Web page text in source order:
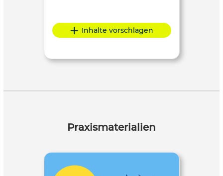
Inhalte vorschlagen
Praxismaterialien